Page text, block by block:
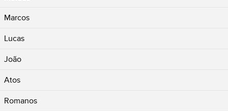
Marcos
Lucas
João
Atos
Romanos